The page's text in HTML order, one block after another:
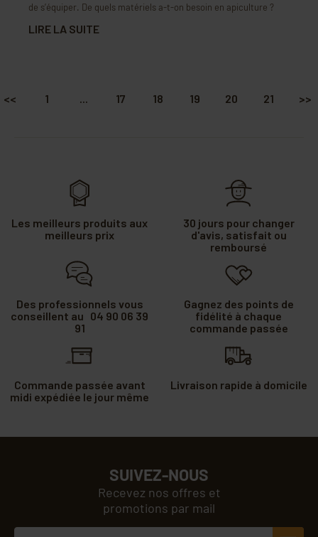
de s’équiper. De quels matériels a-t-on besoin en apiculture ?
LIRE LA SUITE
<< 1 17 18 19 20 21 >>
Les meilleurs produits aux
meilleurs prix
30 jours pour changer
d'avis, satisfait ou
remboursé
Des professionnels vous
conseillent au 04 90 06 39
91
Gagnez des points de
fidélité à chaque
commande passée
Commande passée avant
midi expédiée le jour même
Livraison rapide à domicile
SUIVEZ-NOUS
Recevez nos offres et
promotions par mail